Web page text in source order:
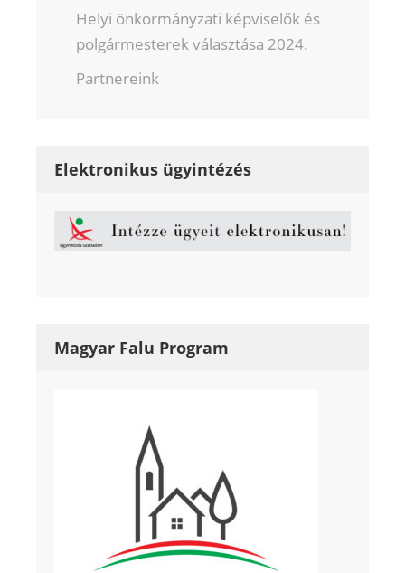
Helyi önkormányzati képviselők és
polgármesterek választása 2024.
Partnereink
Elektronikus ügyintézés
Magyar Falu Program